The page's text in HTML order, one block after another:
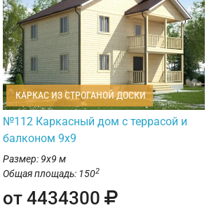
КАРКАС ИЗ СТРОГАНОЙ ДОСКИ
№112 Каркасный дом с террасой и
балконом 9х9
Размер: 9х9 м
Общая площадь: 1502
от 4434300